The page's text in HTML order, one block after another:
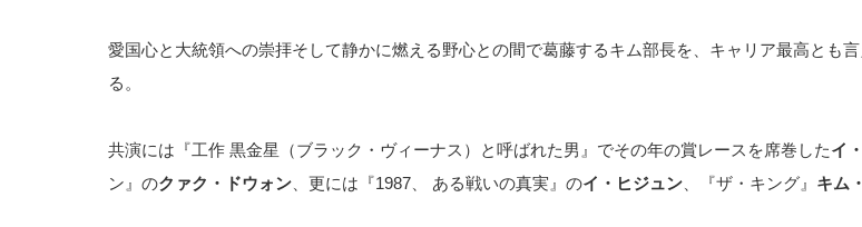
愛国心と大統領への崇拝そして静かに燃える野心との間で葛藤するキム部長を、キャリア最高とも
る。
共演には『工作 黒金星（ブラック・ヴィーナス）と呼ばれた男』でその年の賞レースを席巻したイ
ン』のクァク・ドウォン 、更には『1987、 ある戦いの真実』のイ・ヒジュン 、『ザ・キング』 キム